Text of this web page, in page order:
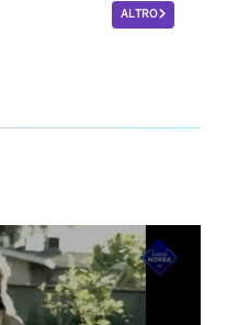
ALTRO